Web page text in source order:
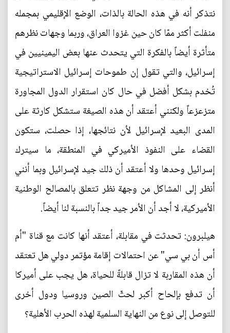
نتذكر أنه في هذه الحالة بالذات، الوضع الإقليمي بمجمله
منفلت أكثر ممّا كان حين غزوا العراق، وربما وجهات نظرهم
متأثرة أيضاً بالفكرة التي يتحدث عنها بعض اليمينيين في
إسرائيل، والتي تقول إن طموحات إسرائيل الاستراتيجية
تُخدم بشكل أفضل في حال كان استقرار الدول المجاورة
متزعزعاً ولكنني أعتقد أن هذه الصيغة ستشكل كارثة على
المدى البعيد لإسرائيل لأن نتائجها، إذا حصلت، ستكون
القضاء على النفوذ الأميركي في المنطقة، ما سيترك
إسرائيل وحدها ولا أعتقد أن ذلك جيد لإسرائيل وبما أنني
أنظر إلى المشاكل من وجهة نظر تتعلق بالمصالح الوطنية
الأميركية، لا أجد أن الأمر جيد جداً بالنسبة لنا أيضاً.
هيلبرون: تحدثت في مقابلة، أعتقد أنها كانت مع قناة "أم
أس أن بي سي" عن احتمالات إقامة مؤتمر دولي هل تعتقد
أن هذه المقاربة لا تزال قابلةً للحياة، هل يجب على أميركا
أن تدفع بإلحاح أكبر لحثّ الصين وروسيا ودول أخرى
للتوصل إلى نوع من النهاية السلمية لهذه الحرب الأهلية؟